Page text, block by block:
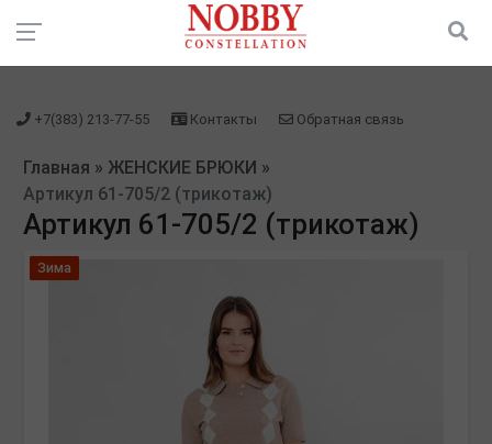
зарегистрироваться" />зарегистрироваться" />
+7(383) 213-77-55 Контакты Обратная связь
Главная » ЖЕНСКИЕ БРЮКИ »
Артикул 61-705/2 (трикотаж)
Артикул 61-705/2 (трикотаж)
Зима